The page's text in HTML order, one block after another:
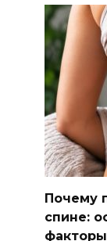
Почему
спине: